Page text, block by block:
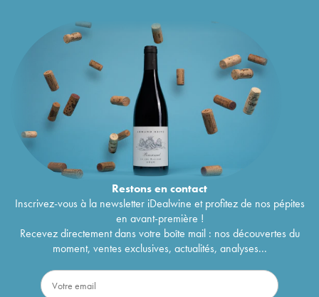
Restons encontact
Inscrivez-vous à la newsletter iDealwine et profitez de nos pépites
en avant-première !
Recevez directement dans votre boîte mail : nos découvertes du
moment, ventes exclusives, actualités, analyses...